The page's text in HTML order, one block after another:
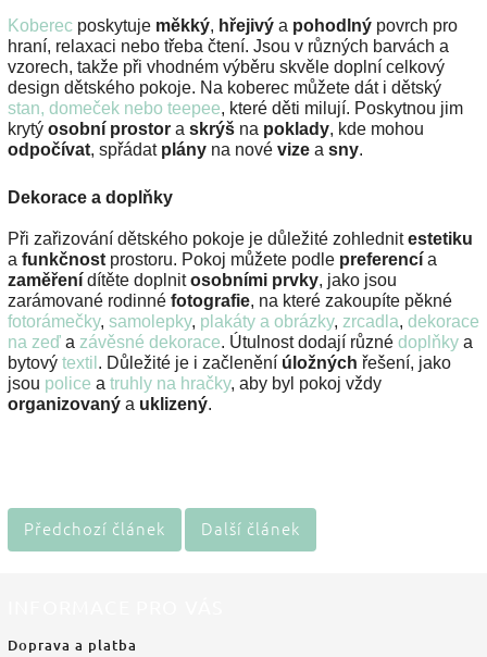
Koberec poskytuje měkký, hřejivý a pohodlný povrch pro
hraní, relaxaci nebo třeba čtení. Jsou v různých barvách a
vzorech, takže při vhodném výběru skvěle doplní celkový
design dětského pokoje. Na koberec můžete dát i dětský
stan, domeček nebo teepee, které děti milují. Poskytnou jim
krytý osobní prostor a skrýš na poklady, kde mohou
odpočívat, spřádat plány na nové vize a sny.
Dekorace a doplňky
Při zařizování dětského pokoje je důležité zohlednitestetiku
a funkčnost prostoru. Pokoj můžete podle preferencí a
zaměření dítěte doplnitosobními prvky, jako jsou
zarámované rodinné fotografie, na které zakoupíte pěkné
fotorámečky, samolepky, plakáty a obrázky, zrcadla, dekorace
na zeď a závěsné dekorace. Útulnost dodají různé doplňky a
bytový textil . Důležité je i začlenění úložných řešení, jako
jsou police a truhly na hračky, aby byl pokoj vždy
organizovaný a uklizený.
Předchozí článek Další článek
Doprava a platba